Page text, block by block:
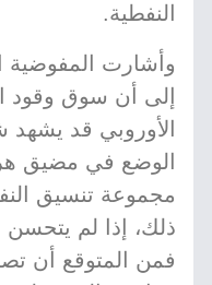
النفطية.
وأشارت المفوضية
إلى أن سوق وقود
الأوروبي قد يشهد
الوضع في مضيق
مجموعة تنسيق
ذلك، إذا لم يتحسن
فمن المتوقع أن